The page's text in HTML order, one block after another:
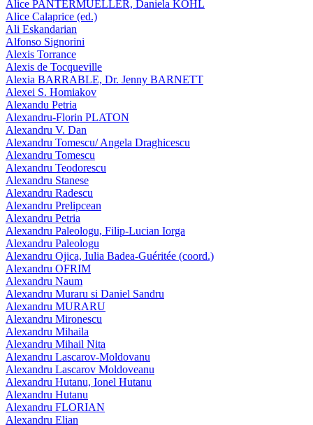
Alice PANTERMUELLER, Daniela KOHL
Alice Calaprice (ed.)
Ali Eskandarian
Alfonso Signorini
Alexis Torrance
Alexis de Tocqueville
Alexia BARRABLE, Dr. Jenny BARNETT
Alexei S. Homiakov
Alexandu Petria
Alexandru-Florin PLATON
Alexandru V. Dan
Alexandru Tomescu/ Angela Draghicescu
Alexandru Tomescu
Alexandru Teodorescu
Alexandru Stanese
Alexandru Radescu
Alexandru Prelipcean
Alexandru Petria
Alexandru Paleologu, Filip-Lucian Iorga
Alexandru Paleologu
Alexandru Ojica, Iulia Badea-Guéritée (coord.)
Alexandru OFRIM
Alexandru Naum
Alexandru Muraru si Daniel Sandru
Alexandru MURARU
Alexandru Mironescu
Alexandru Mihaila
Alexandru Mihail Nita
Alexandru Lascarov-Moldovanu
Alexandru Lascarov Moldoveanu
Alexandru Hutanu, Ionel Hutanu
Alexandru Hutanu
Alexandru FLORIAN
Alexandru Elian